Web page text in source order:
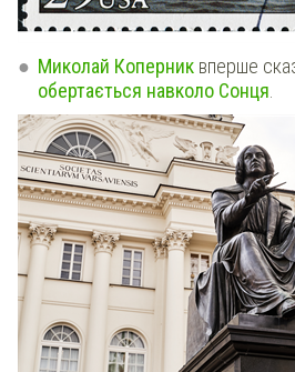
Миколай Коперник вперше
обертається навколо Сонця.